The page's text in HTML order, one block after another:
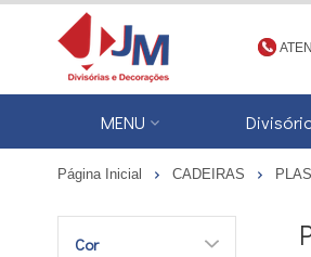
MENU
Página Inicial CADEIRAS
Cor